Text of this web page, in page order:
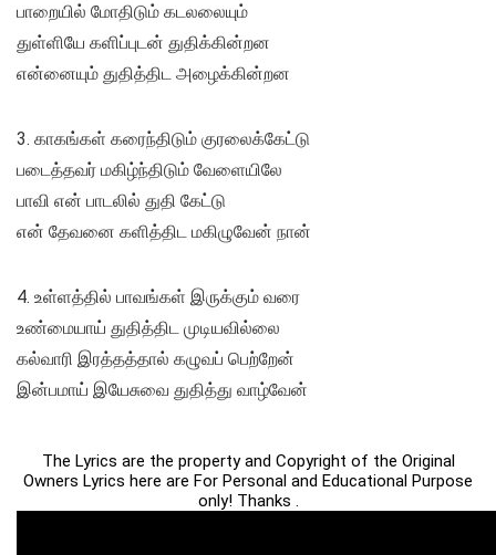
பாறையில் மோதிடும் கடலலையும்
துள்ளியே களிப்புடன் துதிக்கின்றன
என்னையும் துதித்திட அழைக்கின்றன
3. காகங்கள் கரைந்திடும் குரலைக்கேட்டு
படைத்தவர் மகிழ்ந்திடும் வேளையிலே
பாவி என் பாடலில் துதி கேட்டு
என் தேவனை களித்திட மகிழுவேன் நான்
4. உள்ளத்தில் பாவங்கள் இருக்கும் வரை
உண்மையாய் துதித்திட முடியவில்லை
கல்வாரி இரத்தத்தால் கழுவப் பெற்றேன்
இன்பமாய் இயேசுவை துதித்து வாழ்வேன்
The Lyrics are the property and Copyright of the Original
Owners Lyrics here are For Personal and Educational Purpose
only! Thanks .